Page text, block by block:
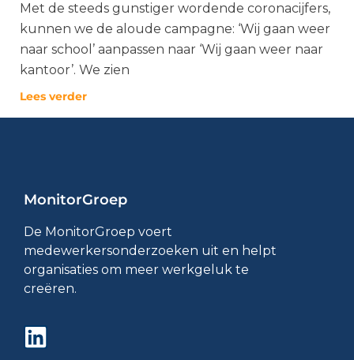
Met de steeds gunstiger wordende coronacijfers,
kunnen we de aloude campagne: ‘Wij gaan weer
naar school’ aanpassen naar ‘Wij gaan weer naar
kantoor’. We zien
Lees verder
MonitorGroep
De MonitorGroep voert
medewerkersonderzoeken uit en helpt
organisaties om meer werkgeluk te
creëren.